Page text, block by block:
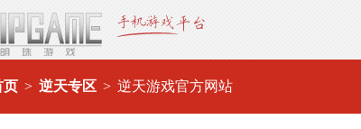
页 逆天专区 逆天游戏官方网站